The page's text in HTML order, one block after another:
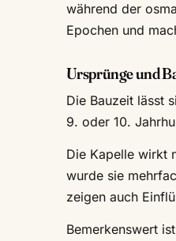
während der
Epochen und
Ursprünge und
Die Bauzeit lässt
9. oder 10.
Die Kapelle wirkt
wurde sie
zeigen auch
Bemerkenswert